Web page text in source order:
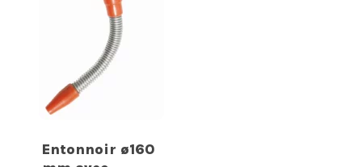
Entonnoir ø160